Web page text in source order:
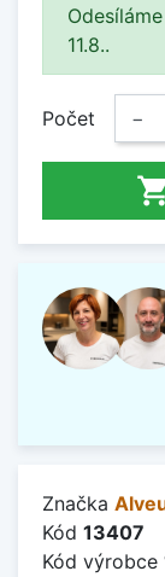
11.8..
Počet −
Značka
Kód 13407
Kód výrobce